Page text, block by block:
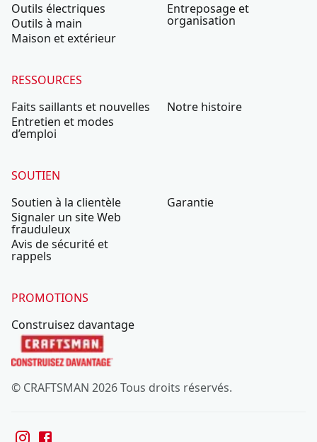
Outils électriques
Outils à main
Maison et extérieur
Entreposage et
organisation
RESSOURCES
Faits saillants et nouvelles
Entretien et modes
d’emploi
Notre histoire
SOUTIEN
Soutien à la clientèle
Signaler un site Web
frauduleux
Avis de sécurité et
rappels
Garantie
PROMOTIONS
Construisez davantage
© CRAFTSMAN 2026 Tous droits réservés.